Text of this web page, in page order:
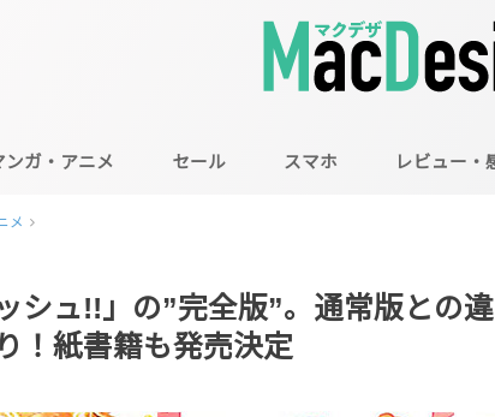
ンガ・アニメ セール スマホ レビュー・
メ
シュ!!」の”完全版”。通常版との
！紙書籍も発売決定